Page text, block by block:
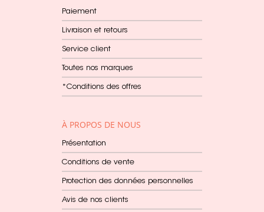
Paiement
Livraison et retours
Service client
Toutes nos marques
*Conditions des offres
À PROPOS DE NOUS
Présentation
Conditions de vente
Protection des données personnelles
Avis de nos clients